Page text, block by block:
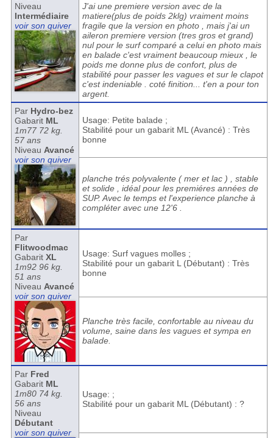
Niveau
Intermédiaire
voir son quiver
J'ai une premiere version avec de la
matiere(plus de poids 2klg) vraiment moins
fragile que la version en photo , mais j'ai un
aileron premiere version (tres gros et grand)
nul pour le surf comparé a celui en photo mais
en balade c'est vraiment beaucoup mieux , le
poids me donne plus de confort, plus de
stabilité pour passer les vagues et sur le clapot
c'est indeniable . coté finition... t'en a pour ton
argent.
Par Hydro-bez
Gabarit ML
1m77 72 kg.
57 ans
Niveau Avancé
voir son quiver
Usage: Petite balade ;
Stabilité pour un gabarit ML (Avancé) : Très
bonne
planche trés polyvalente ( mer et lac ) , stable
et solide , idéal pour les premiéres années de
SUP. Avec le temps et l'experience planche à
compléter avec une 12'6 .
Par
Flitwoodmac
Gabarit XL
1m92 96 kg.
51 ans
Niveau Avancé
voir son quiver
Usage: Surf vagues molles ;
Stabilité pour un gabarit L (Débutant) : Très
bonne
Planche très facile, confortable au niveau du
volume, saine dans les vagues et sympa en
balade.
Par Fred
Gabarit ML
1m80 74 kg.
56 ans
Niveau
Débutant
voir son quiver
Usage: ;
Stabilité pour un gabarit ML (Débutant) : ?